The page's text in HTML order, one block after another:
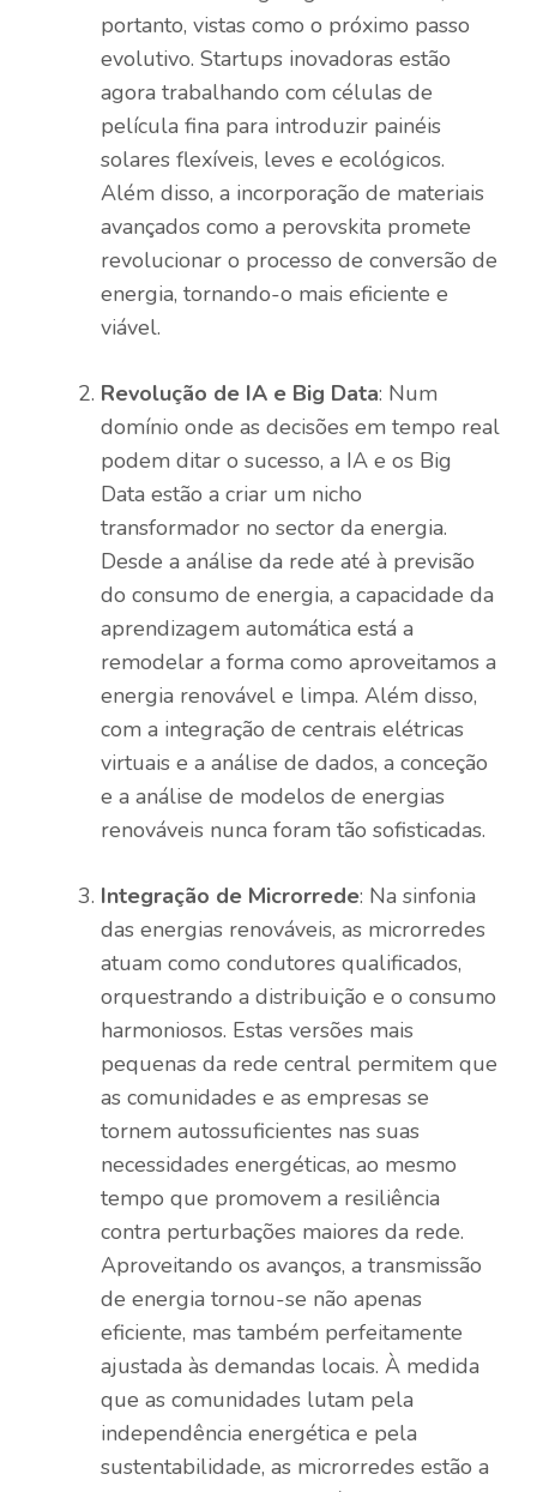
portanto, vistas como o próximo passo
evolutivo. Startups inovadoras estão
agora trabalhando com células de
película fina para introduzir painéis
solares flexíveis, leves e ecológicos.
Além disso, a incorporação de materiais
avançados como a perovskita promete
revolucionar o processo de conversão de
energia, tornando-o mais eficiente e
viável.
Revolução de IA e Big Data: Num
domínio onde as decisões em tempo real
podem ditar o sucesso, a IA e os Big
Data estão a criar um nicho
transformador no sector da energia.
Desde a análise da rede até à previsão
do consumo de energia, a capacidade da
aprendizagem automática está a
remodelar a forma como aproveitamos a
energia renovável e limpa. Além disso,
com a integração de centrais elétricas
virtuais e a análise de dados, a conceção
e a análise de modelos de energias
renováveis ​​nunca foram tão sofisticadas.
Integração de Microrrede: Na sinfonia
das energias renováveis, as microrredes
atuam como condutores qualificados,
orquestrando a distribuição e o consumo
harmoniosos. Estas versões mais
pequenas da rede central permitem que
as comunidades e as empresas se
tornem autossuficientes nas suas
necessidades energéticas, ao mesmo
tempo que promovem a resiliência
contra perturbações maiores da rede.
Aproveitando os avanços, a transmissão
de energia tornou-se não apenas
eficiente, mas também perfeitamente
ajustada às demandas locais. À medida
que as comunidades lutam pela
independência energética e pela
sustentabilidade, as microrredes estão a